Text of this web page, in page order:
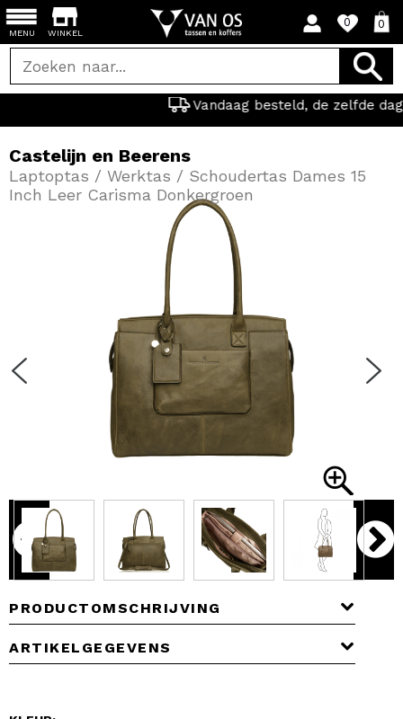
WINKEL
0 0
Vandaag besteld, de zelfde dag verzonden.
MENU
PRODUCTOMSCHRIJVING
ARTIKELGEGEVENS
Castelijn en Beerens
Laptoptas / Werktas / Schoudertas Dames 15
Inch Leer Carisma Donkergroen